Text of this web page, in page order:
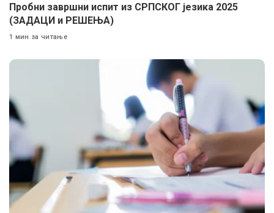
Пробни завршни испит из СРПСКОГ језика 2025
(ЗАДАЦИ и РЕШЕЊА)
1 мин за читање